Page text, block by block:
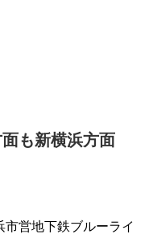
も新横浜方面
営地下鉄ブルーライ